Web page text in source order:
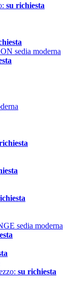
su richiesta
su richiesta